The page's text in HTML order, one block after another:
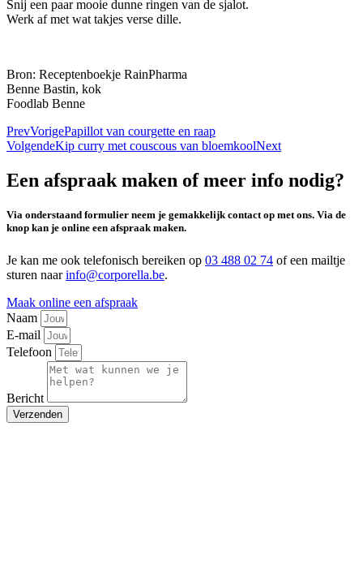
Snij een paar mooie dunne ringen van de sjalot.
Werk af met wat takjes verse dille.
Bron: Receptenboekje RainPharma
Benne Bastin, kok
Foodlab Benne
PrevVorigePapillot van courgette en raap
VolgendeKip curry met couscous van bloemkoolNext
Een afspraak maken of meer info nodig?
Via onderstaand formulier neem je gemakkelijk contact op met ons. Via de
knop kan je online een afspraak maken.
Je kan me ook telefonisch bereiken op 03 488 02 74 of een mailtje
sturen naarinfo@corporella.be.
Maak online een afspraak
Naam
E-mail
Telefoon
Bericht
Verzenden